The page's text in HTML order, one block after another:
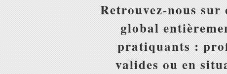
Retrouvez-nous
global
pratiquants :
valides ou en